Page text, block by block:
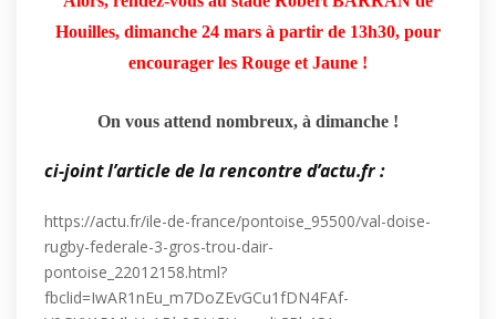
Houilles, dimanche 24 mars à partir de 13h30, pour
encourager les Rouge et Jaune !
On vous attend nombreux, à dimanche !
ci-joint l’article de la rencontre d’actu.fr :
https://actu.fr/ile-de-france/pontoise_95500/val-doise-
rugby-federale-3-gros-trou-dair-
pontoise_22012158.html?
fbclid=IwAR1nEu_m7DoZEvGCu1fDN4FAf-